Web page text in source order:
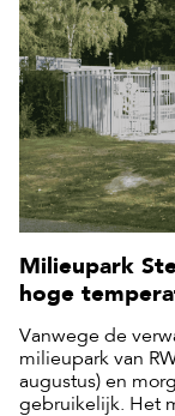
Milieupark Stein sluit eerder vanwege
hoge
Vanwege de
milieupark van
augustus) en
gebruikelijk. Het